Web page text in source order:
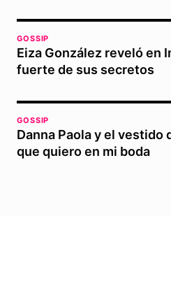
GOSSIP
Eiza González reveló en
fuerte de sus secretos
GOSSIP
Danna Paola y el vestido
que quiero en mi boda